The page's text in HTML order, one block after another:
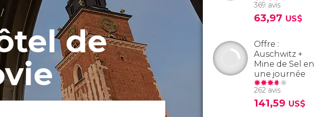
de
369 avis
63,97 US$
Offre :
Auschwitz +
Mine de Sel en
une journée
262 avis
141,59 US$